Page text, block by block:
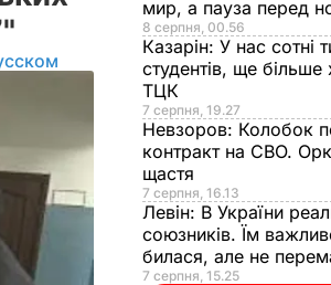
мир, а пауза перед
8 серпня, 00.56
Казарін: У нас сотні
студентів, ще більше
ТЦК
7 серпня, 19.27
Невзоров: Колобок
контракт на СВО.
щастя
7 серпня, 16.13
Левін: В України
союзників. Їм
билася, але не
7 серпня, 15.25